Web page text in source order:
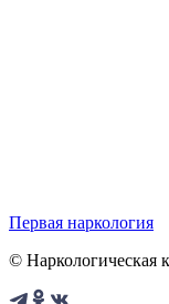
Первая наркология
© Наркологическая